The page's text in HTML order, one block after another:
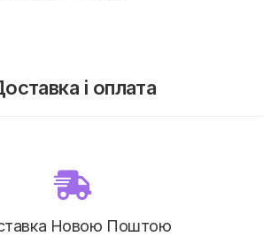
і оплата
Новою Поштою